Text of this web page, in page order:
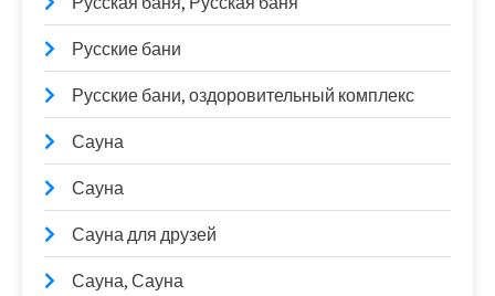
Русские бани
Русские бани, оздоровительный комплекс
Сауна
Сауна
Сауна для друзей
Сауна, Сауна